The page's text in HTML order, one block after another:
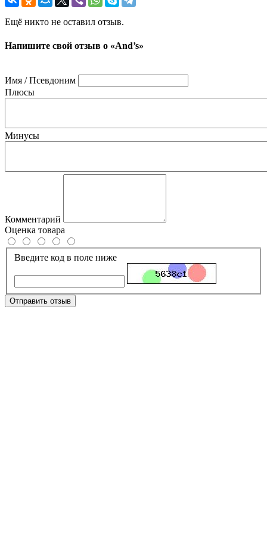
Ещё никто не оставил отзыв.
Напишите свой отзыв о «And’s»
Имя / Псевдоним
Плюсы
Минусы
Комментарий
Оценка товара
Введите код в поле ниже
Отправить отзыв